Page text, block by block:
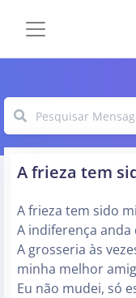
A frieza tem
A frieza tem sido
A indiferença anda
A grosseria às
minha melhor
Eu não mudei, só